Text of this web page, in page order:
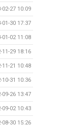
02-27 10:09
01-30 17:37
01-02 11:08
11-29 18:16
11-21 10:48
10-31 10:36
09-26 13:47
09-02 10:43
08-30 15:26